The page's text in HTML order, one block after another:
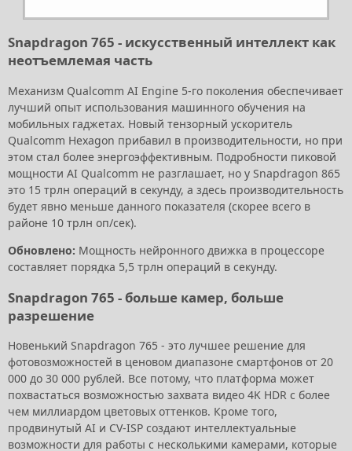
Snapdragon 765 - искусственный интеллект как
неотъемлемая часть
Механизм Qualcomm AI Engine 5-го поколения обеспечивает
лучший опыт использования машинного обучения на
мобильных гаджетах. Новый тензорный ускоритель
Qualcomm Hexagon прибавил в производительности, но при
этом стал более энергоэффективным. Подробности пиковой
мощности AI Qualcomm не разглашает, но у Snapdragon 865
это 15 трлн операций в секунду, а здесь производительность
будет явно меньше данного показателя (скорее всего в
районе 10 трлн оп/сек).
Обновлено: Мощность нейронного движка в процессоре
составляет порядка 5,5 трлн операций в секунду.
Snapdragon 765 - больше камер, больше
разрешение
Новенький Snapdragon 765 - это лучшее решение для
фотовозможностей в ценовом диапазоне смартфонов от 20
000 до 30 000 рублей. Все потому, что платформа может
похвастаться возможностью захвата видео 4K HDR с более
чем миллиардом цветовых оттенков. Кроме того,
продвинутый AI и CV-ISP создают интеллектуальные
возможности для работы с несколькими камерами, которые